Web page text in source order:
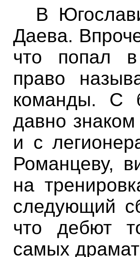
В
Даева.
что попал в
право
команды. С
давно
и с
Романцеву,
на
следующий
что дебют
самых